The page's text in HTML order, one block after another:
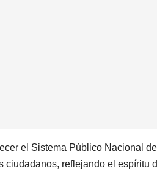
el Sistema Público Nacional
ciudadanos, reflejando el espíritu